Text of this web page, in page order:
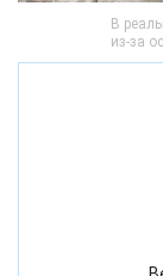
В
из-за